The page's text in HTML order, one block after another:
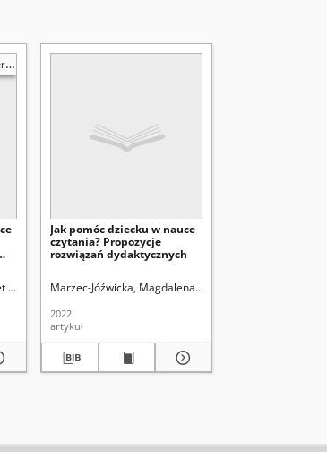
(Lublin). Instytut Germanistyki i Lingwistyki Stosowanej
Marii Curie-Skłodowskiej (Lublin). Wydział Humanistyczny
Jak pomóc dziecku w nauce
czytania? Propozycje
rozwiązań dydaktycznych
Marzec-Jóźwicka, Magdalena.
2022
artykuł